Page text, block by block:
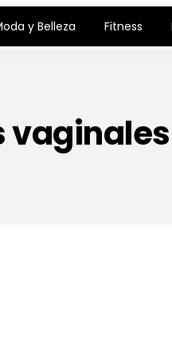
y Belleza Fitness
vaginales